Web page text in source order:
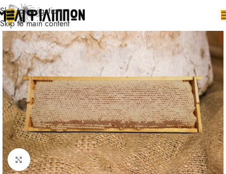
Skip to navigation
Skip to main content
Click to enlarge